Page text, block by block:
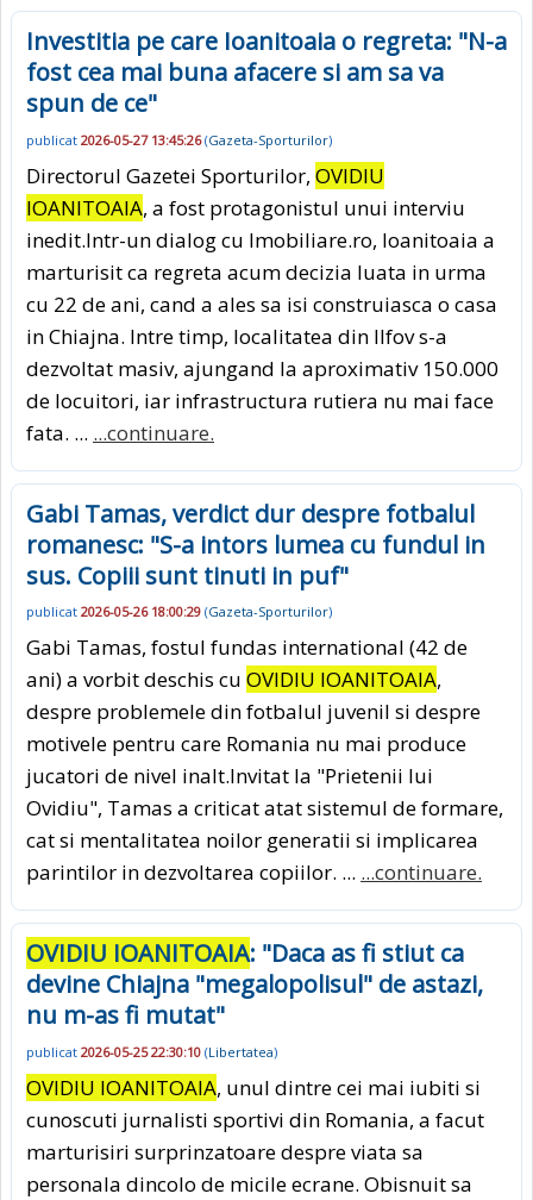
Investitia pe care Ioanitoaia o regreta: "N-a
fost cea mai buna afacere si am sa va
spun de ce"
publicat 2026-05-27 13:45:26(Gazeta-Sporturilor)
Directorul Gazetei Sporturilor, OVIDIU
IOANITOAIA, a fost protagonistul unui interviu
inedit.Intr-un dialog cu Imobiliare.ro, Ioanitoaia a
marturisit ca regreta acum decizia luata in urma
cu 22 de ani, cand a ales sa isi construiasca o casa
in Chiajna. Intre timp, localitatea din Ilfov s-a
dezvoltat masiv, ajungand la aproximativ 150.000
de locuitori, iar infrastructura rutiera nu mai face
fata. ... ...continuare.
Gabi Tamas, verdict dur despre fotbalul
romanesc: "S-a intors lumea cu fundul in
sus. Copiii sunt tinuti in puf"
publicat 2026-05-26 18:00:29 (Gazeta-Sporturilor)
Gabi Tamas, fostul fundas international (42 de
ani) a vorbit deschis cu OVIDIU IOANITOAIA,
despre problemele din fotbalul juvenil si despre
motivele pentru care Romania nu mai produce
jucatori de nivel inalt.Invitat la "Prietenii lui
Ovidiu", Tamas a criticat atat sistemul de formare,
cat si mentalitatea noilor generatii si implicarea
parintilor in dezvoltarea copiilor. ... ...continuare.
OVIDIU IOANITOAIA: "Daca as fi stiut ca
devine Chiajna "megalopolisul" de astazi,
nu m-as fi mutat"
publicat 2026-05-25 22:30:10 (Libertatea)
OVIDIU IOANITOAIA, unul dintre cei mai iubiti si
cunoscuti jurnalisti sportivi din Romania, a facut
marturisiri surprinzatoare despre viata sa
personala dincolo de micile ecrane. Obisnuit sa